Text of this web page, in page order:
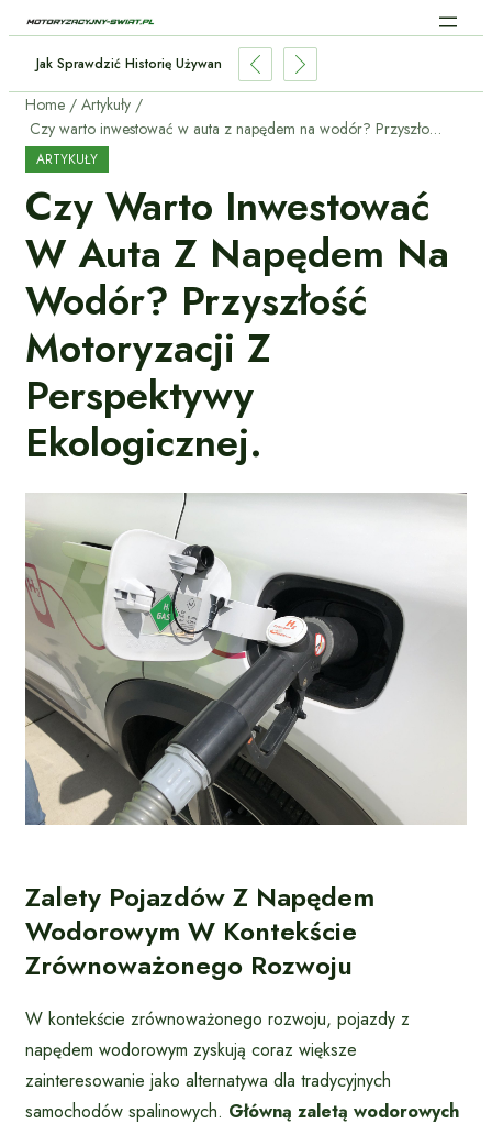
W Samochodach: Jak AI Zmienia Jazdę?
Home
Artykuły
Czy warto inwestować w auta z napędem na wodór? Przyszłość motoryzacji z perspektywy ekologicznej.
ARTYKUŁY
Czy Warto Inwestować
W Auta Z Napędem Na
Wodór? Przyszłość
Motoryzacji Z
Perspektywy
Ekologicznej.
Zalety Pojazdów Z Napędem
Wodorowym W Kontekście
Zrównoważonego Rozwoju
W kontekście zrównoważonego rozwoju, pojazdy z
napędem wodorowym zyskują coraz większe
zainteresowanie jako alternatywa dla tradycyjnych
samochodów spalinowych. Główną zaletą wodorowych